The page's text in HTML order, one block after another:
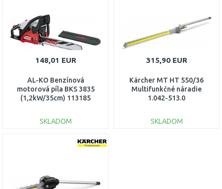
148,01 EUR
AL-KO Benzínová
motorová píla BKS 3835
(1,2kW/35cm) 113185
SKLADOM
DO KOŠÍKA
315,90 EUR
Kärcher MT HT 550/36
Multifunkčné náradie
1.042-513.0
SKLADOM